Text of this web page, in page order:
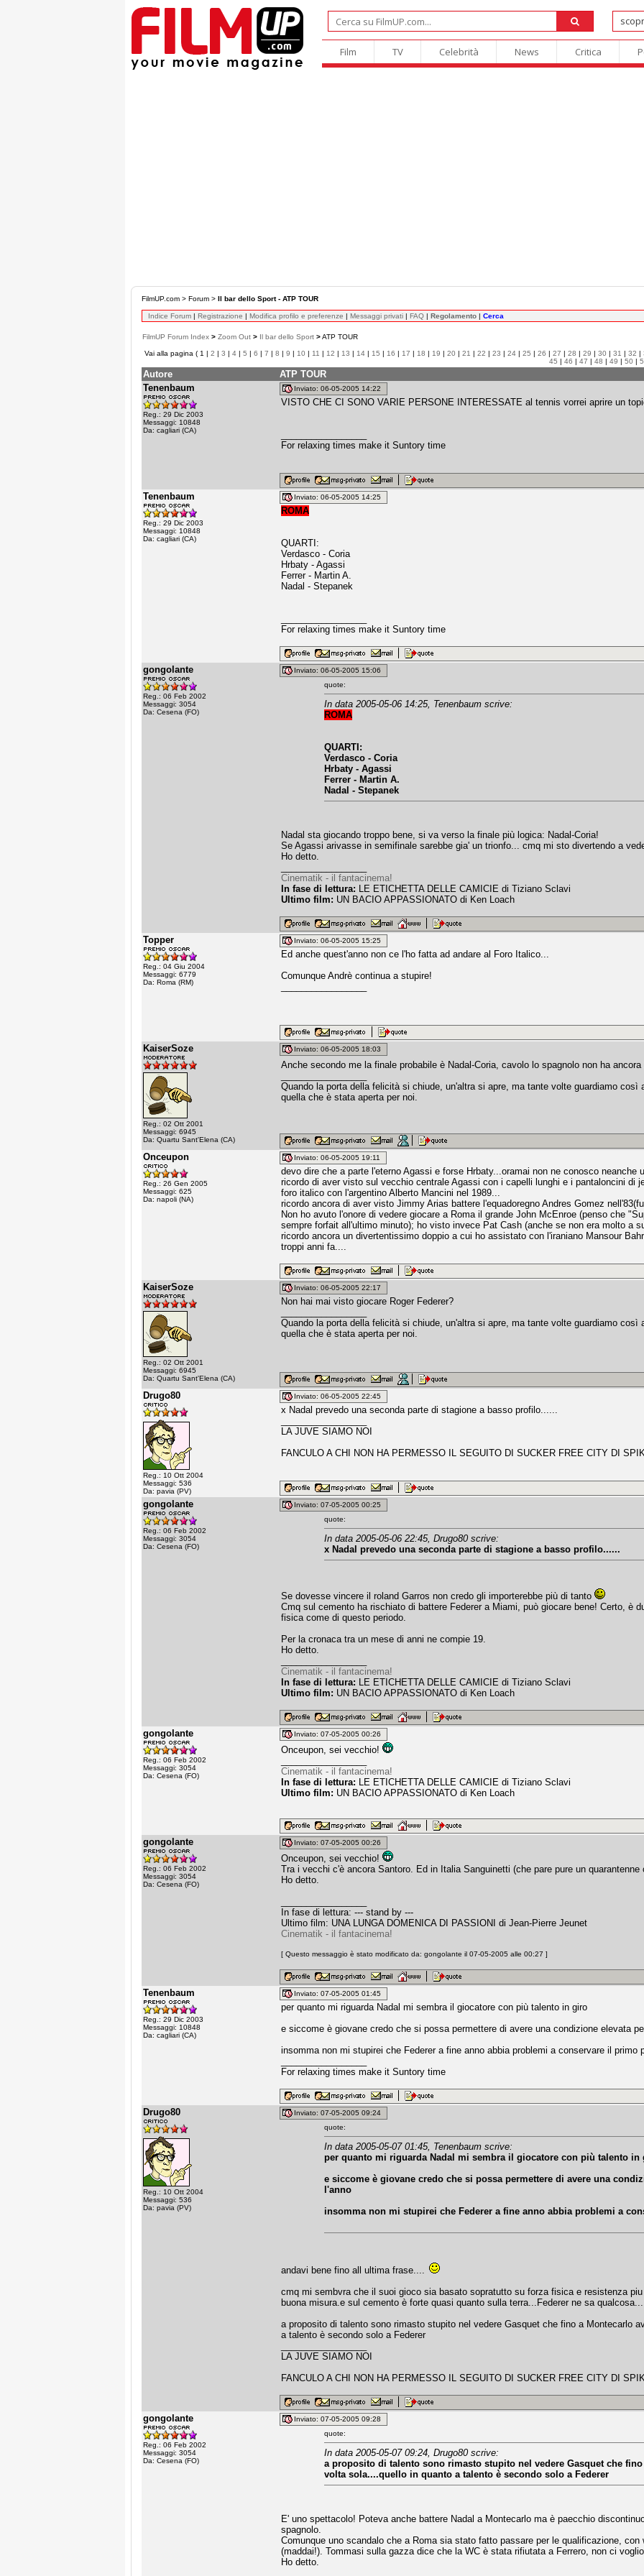
Film TV Celebrità News Critica
FilmUP.com > Forum > Il bar dello Sport - ATP TOUR
Indice Forum | Registrazione | Modifica profilo e preferenze | Messaggi privati | FAQ | Regolamento | Cerca
FilmUP Forum Index > Zoom Out > Il bar dello Sport >ATP TOUR
Vai alla pagina ( 1 | 2 | 3 | 4 | 5 | 6 | 7 | 8 | 9 | 10 | 11 | 12 | 13 | 14 | 15 | 16 | 17 | 18 | 19 | 20 | 21 | 22 | 23 | 24 | 25 | 26 | 27 | 28 | 29 | 30 | 31 | 32 |
45 | 46 | 47 | 48 | 49 | 50 |
Autore
ATP TOUR
Tenenbaum
Reg.: 29 Dic 2003
Messaggi: 10848
Da: cagliari (CA)
Inviato: 06-05-2005 14:22
VISTO CHE CI SONO VARIE PERSONE INTERESSATE al tennis vorrei aprire un
For relaxing times make it Suntory time
Tenenbaum
Reg.: 29 Dic 2003
Messaggi: 10848
Da: cagliari (CA)
Inviato: 06-05-2005 14:25
ROMA
QUARTI:
Verdasco - Coria
Hrbaty - Agassi
Ferrer - Martin A.
Nadal - Stepanek
For relaxing times make it Suntory time
gongolante
Reg.: 06 Feb 2002
Messaggi: 3054
Da: Cesena (FO)
Inviato: 06-05-2005 15:06
quote:
In data 2005-05-06 14:25, Tenenbaum scrive:
ROMA
QUARTI:
Verdasco - Coria
Hrbaty - Agassi
Ferrer - Martin A.
Nadal - Stepanek
Nadal sta giocando troppo bene, si va verso la finale più logica: Nadal-Coria!
Se Agassi arivasse in semifinale sarebbe gia' un trionfo... cmq mi sto divertendo a
Ho detto.
Cinematik - il fantacinema!
In fase di lettura: LE ETICHETTA DELLE CAMICIE di Tiziano Sclavi
Ultimo film: UN BACIO APPASSIONATO di Ken Loach
Topper
Reg.: 04 Giu 2004
Messaggi: 6779
Da: Roma (RM)
Inviato: 06-05-2005 15:25
Ed anche quest'anno non ce l'ho fatta ad andare al Foro Italico...
Comunque Andrè continua a stupire!
KaiserSoze
Reg.: 02 Ott 2001
Messaggi: 6945
Da: Quartu Sant'Elena (CA)
Inviato: 06-05-2005 18:03
Anche secondo me la finale probabile è Nadal-Coria, cavolo lo spagnolo non ha ancora
Quando la porta della felicità si chiude, un'altra si apre, ma tante volte guardiamo così
quella che è stata aperta per noi.
Onceupon
Reg.: 26 Gen 2005
Messaggi: 625
Da: napoli (NA)
Inviato: 06-05-2005 19:11
devo dire che a parte l'eterno Agassi e forse Hrbaty...oramai non ne conosco neanche
ricordo di aver visto sul vecchio centrale Agassi con i capelli lunghi e i pantaloncini di
foro italico con l'argentino Alberto Mancini nel 1989...
ricordo ancora di aver visto Jimmy Arias battere l'equadoregno Andres Gomez
Non ho avuto l'onore di vedere giocare a Roma il grande John McEnroe (penso che
sempre forfait all'ultimo minuto); ho visto invece Pat Cash (anche se non era molto a
ricordo ancora un divertentissimo doppio a cui ho assistato con l'iraniano Mansour
troppi anni fa....
KaiserSoze
Reg.: 02 Ott 2001
Messaggi: 6945
Da: Quartu Sant'Elena (CA)
Inviato: 06-05-2005 22:17
Non hai mai visto giocare Roger Federer?
Quando la porta della felicità si chiude, un'altra si apre, ma tante volte guardiamo così
quella che è stata aperta per noi.
Drugo80
Reg.: 10 Ott 2004
Messaggi: 536
Da: pavia (PV)
Inviato: 06-05-2005 22:45
x Nadal prevedo una seconda parte di stagione a basso profilo......
LA JUVE SIAMO NOI
FANCULO A CHI NON HA PERMESSO IL SEGUITO DI SUCKER FREE CITY DI
gongolante
Reg.: 06 Feb 2002
Messaggi: 3054
Da: Cesena (FO)
Inviato: 07-05-2005 00:25
quote:
In data 2005-05-06 22:45, Drugo80 scrive:
x Nadal prevedo una seconda parte di stagione a basso profilo......
Se dovesse vincere il roland Garros non credo gli importerebbe più di tanto
Cmq sul cemento ha rischiato di battere Federer a Miami, può giocare bene! Certo, è
fisica come di questo periodo.
Per la cronaca tra un mese di anni ne compie 19.
Ho detto.
Cinematik - il fantacinema!
In fase di lettura: LE ETICHETTA DELLE CAMICIE di Tiziano Sclavi
Ultimo film: UN BACIO APPASSIONATO di Ken Loach
gongolante
Reg.: 06 Feb 2002
Messaggi: 3054
Da: Cesena (FO)
Inviato: 07-05-2005 00:26
Onceupon, sei vecchio!
Cinematik - il fantacinema!
In fase di lettura: LE ETICHETTA DELLE CAMICIE di Tiziano Sclavi
Ultimo film: UN BACIO APPASSIONATO di Ken Loach
gongolante
Reg.: 06 Feb 2002
Messaggi: 3054
Da: Cesena (FO)
Inviato: 07-05-2005 00:26
Onceupon, sei vecchio!
Tra i vecchi c'è ancora Santoro. Ed in Italia Sanguinetti (che pare pure un
Ho detto.
In fase di lettura: --- stand by ---
Ultimo film: UNA LUNGA DOMENICA DI PASSIONI di Jean-Pierre Jeunet
Cinematik - il fantacinema!
[ Questo messaggio è stato modificato da: gongolante il 07-05-2005 alle 00:27 ]
Tenenbaum
Reg.: 29 Dic 2003
Messaggi: 10848
Da: cagliari (CA)
Inviato: 07-05-2005 01:45
per quanto mi riguarda Nadal mi sembra il giocatore con più talento in giro
e siccome è giovane credo che si possa permettere di avere una condizione elevata
insomma non mi stupirei che Federer a fine anno abbia problemi a conservare il primo
For relaxing times make it Suntory time
Drugo80
Reg.: 10 Ott 2004
Messaggi: 536
Da: pavia (PV)
Inviato: 07-05-2005 09:24
quote:
In data 2005-05-07 01:45, Tenenbaum scrive:
per quanto mi riguarda Nadal mi sembra il giocatore con più talento in
e siccome è giovane credo che si possa permettere di avere una
l'anno
insomma non mi stupirei che Federer a fine anno abbia problemi a
andavi bene fino all ultima frase....
cmq mi sembvra che il suoi gioco sia basato sopratutto su forza fisica e resistenza
buona misura.e sul cemento è forte quasi quanto sulla terra...Federer ne sa qualcosa...
a proposito di talento sono rimasto stupito nel vedere Gasquet che fino a Montecarlo
a talento è secondo solo a Federer
LA JUVE SIAMO NOI
FANCULO A CHI NON HA PERMESSO IL SEGUITO DI SUCKER FREE CITY DI
gongolante
Reg.: 06 Feb 2002
Messaggi: 3054
Da: Cesena (FO)
Inviato: 07-05-2005 09:28
quote:
In data 2005-05-07 09:24, Drugo80 scrive:
a proposito di talento sono rimasto stupito nel vedere Gasquet che
volta sola....quello in quanto a talento è secondo solo a Federer
E' uno spettacolo! Poteva anche battere Nadal a Montecarlo ma è paecchio
spagnolo.
Comunque uno scandalo che a Roma sia stato fatto passare per le qualificazione,
(maddai!). Tommasi sulla gazza dice che la WC è stata rifiutata a Ferrero, non ci
Ho detto.